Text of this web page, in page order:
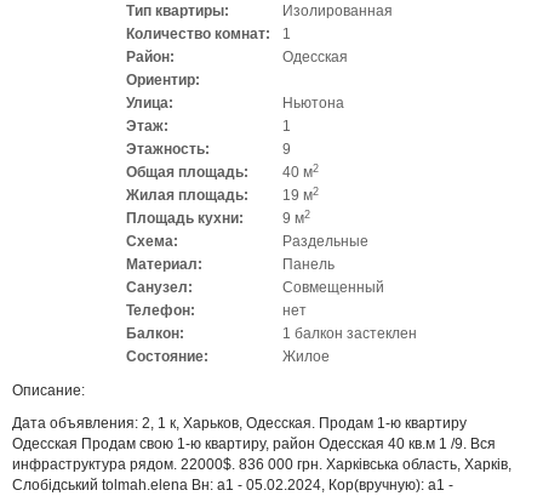
Тип квартиры:
Изолированная
Количество комнат:
1
Район:
Одесская
Ориентир:
Улица:
Ньютона
Этаж:
1
Этажность:
9
Общая площадь:
40 м2
Жилая площадь: 19 м2
Площадь кухни: 9 м2
Схема:
Раздельные
Материал:
Панель
Санузел:
Совмещенный
Телефон:
нет
Балкон:
1 балкон застеклен
Состояние:
Жилое
Описание:
Дата объявления: 2, 1 к, Харьков, Одесская. Продам 1-ю квартиру
Одесская Продам свою 1-ю квартиру, район Одесская 40 кв.м 1 /9. Вся
инфраструктура рядом. 22000$. 836 000 грн. Харківська область, Харків,
Слобідський tolmah.elena Вн: a1 - 05.02.2024, Кор(вручную): a1 -